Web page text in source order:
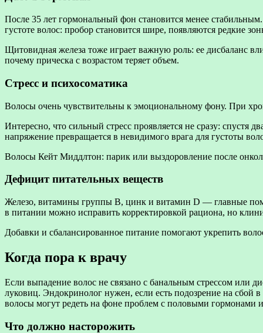
После 35 лет гормональный фон становится менее
густоте волос: пробор становится шире, появляются редкие
Щитовидная железа тоже играет важную роль: ее дисбаланс
почему прическа с возрастом теряет объем.
Стресс и психосоматика
Волосы очень чувствительны к эмоциональному фону. При
Интересно, что сильный стресс проявляется не сразу: спустя
напряжение превращается в невидимого врага для густоты
Волосы Кейт Миддлтон: парик или выздоровление после
Дефицит питательных веществ
Железо, витамины группы B, цинк и витамин D — главные
в питании можно исправить корректировкой рациона, но
Добавки и сбалансированное питание помогают укрепить
Когда пора к врачу
Если выпадение волос не связано с банальным стрессом или
луковиц. Эндокринолог нужен, если есть подозрение на
волосы могут редеть на фоне проблем с половыми гормонами
Что должно насторожить